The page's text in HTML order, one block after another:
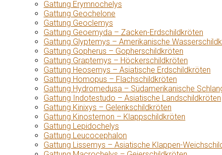
Gattung Erymnochelys
Gattung Geochelone
Gattung Geoclemys
Gattung Geoemyda – Zacken-Erdschildkröten
Gattung Glyptemys – Amerikanische
Gattung Gopherus – Gopherschildkröten
Gattung Graptemys – Höckerschildkröten
Gattung Heosemys – Asiatische Erdschildkröten
Gattung Homopus – Flachschildkröten
Gattung Hydromedusa – Südamerikanische
Gattung Indotestudo – Asiatische Landschildkröten
Gattung Kinixys – Gelenkschildkröten
Gattung Kinosternon – Klappschildkröten
Gattung Lepidochelys
Gattung Leucocephalon
Gattung Lissemys – Asiatische Klappen-